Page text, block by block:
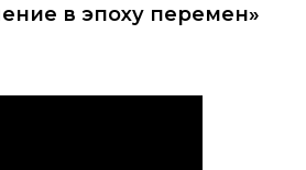
в эпоху перемен»